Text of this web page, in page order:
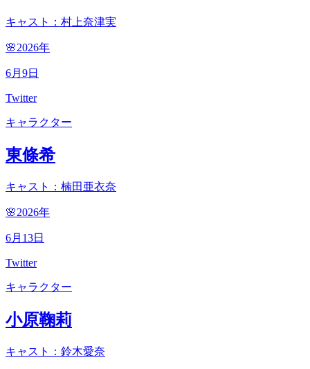
キャスト：村上奈津実
🌸2026年
6月 9日
Twitter
キャラクター
東條希
キャスト：楠田亜衣奈
🌸2026年
6月 13日
Twitter
キャラクター
小原鞠莉
キャスト：鈴木愛奈